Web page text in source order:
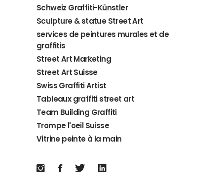
Schweiz Graffiti-Künstler
Sculpture & statue Street Art
services de peintures murales et de
graffitis
Street Art Marketing
Street Art Suisse
Swiss Graffiti Artist
Tableaux graffiti street art
Team Building Graffiti
Trompe l'oeil Suisse
Vitrine peinte à la main